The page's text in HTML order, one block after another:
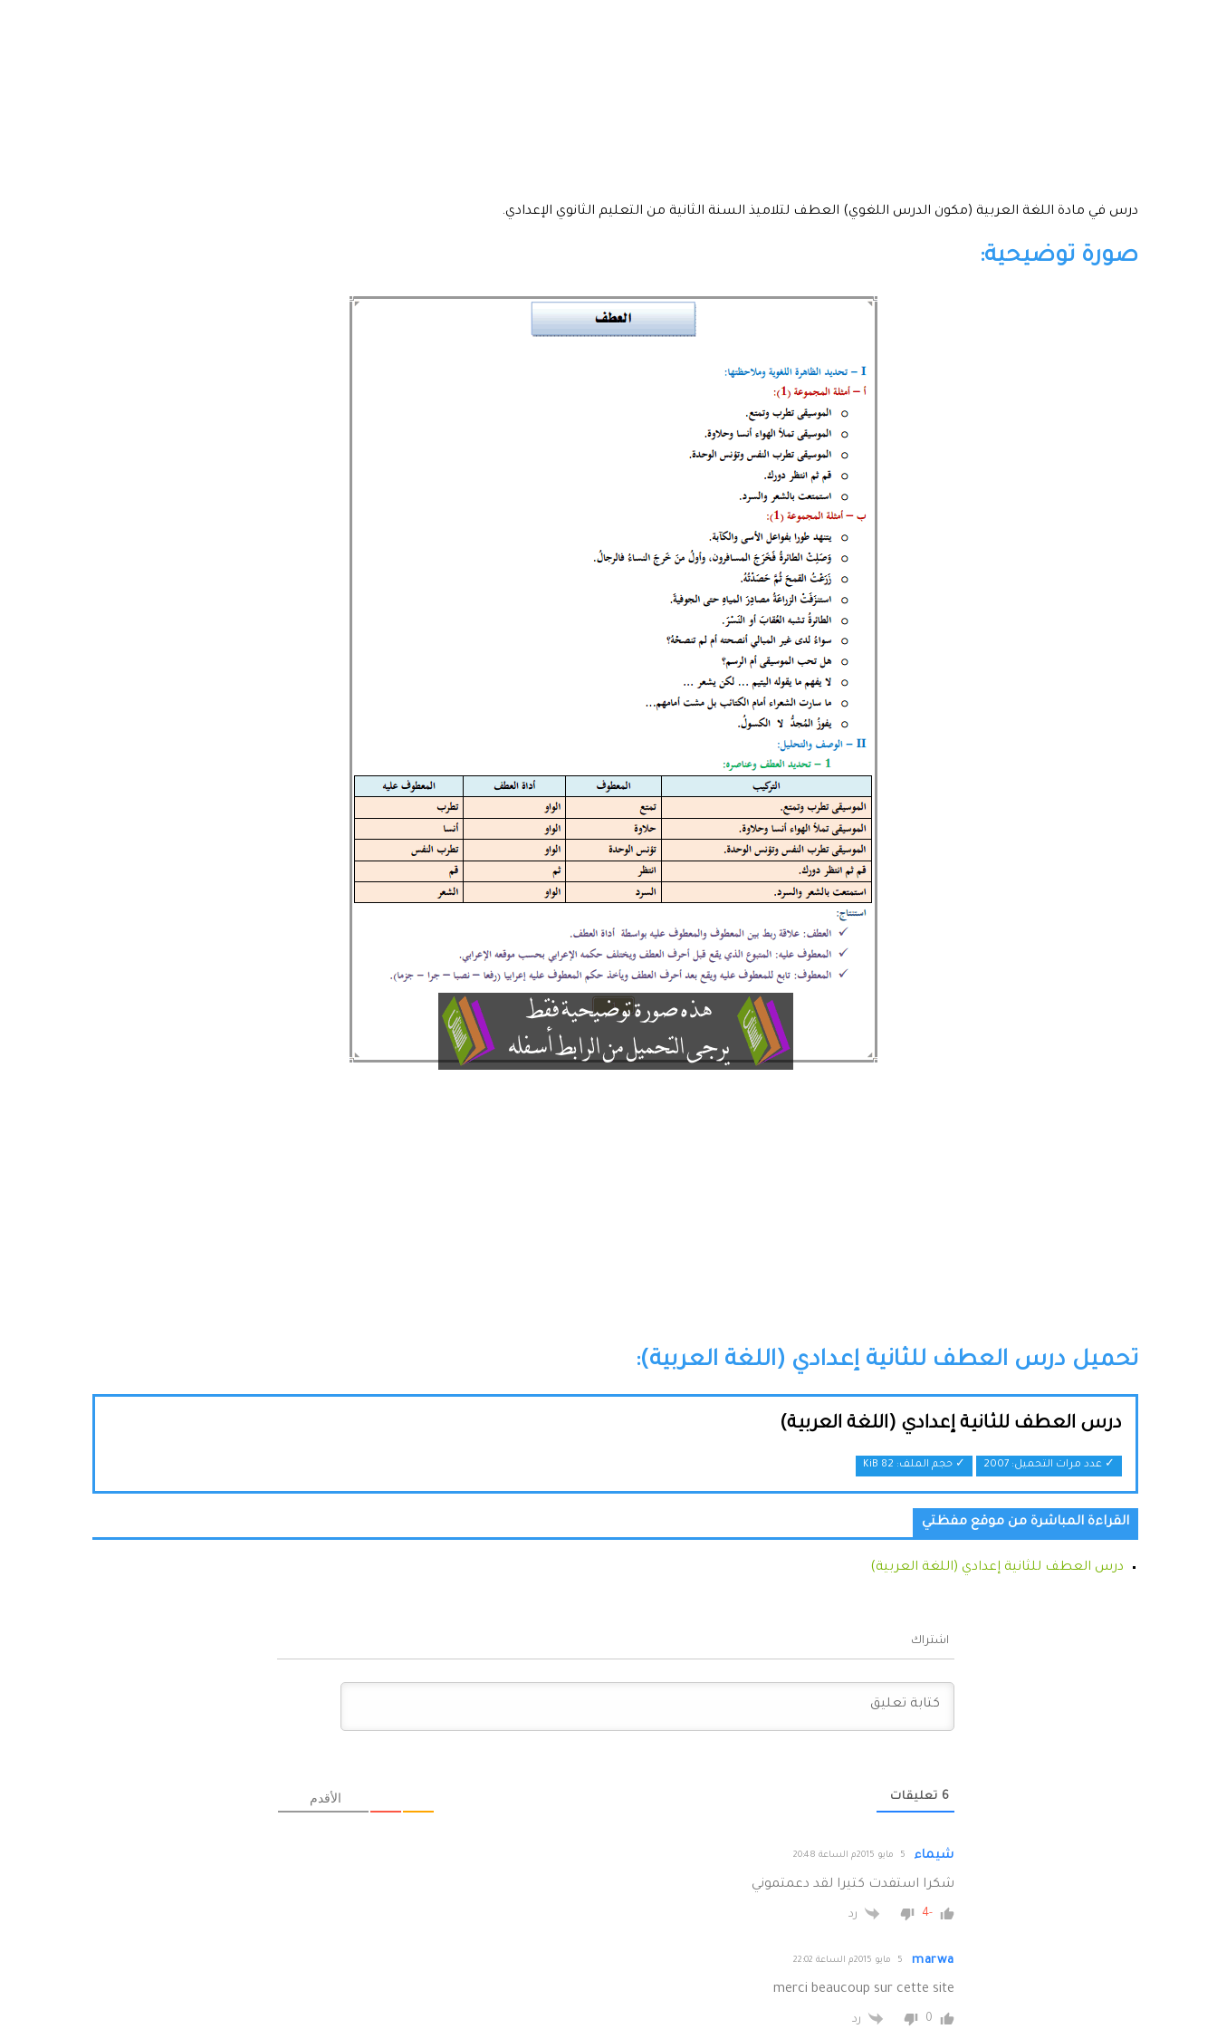
درس في مادة اللغة العربية (مكون الدرس اللغوي) العطف لتلاميذ السنة الثانية من التعليم الثانوي الإعدادي.
صورة توضيحية:
تحميل درس العطف للثانية إعدادي (اللغة العربية):
درس العطف للثانية إعدادي (اللغة العربية)
✓ عدد مرات التحميل: 2007 ✓ حجم الملف: 82 KiB
القراءة المباشرة من موقع مفظتي
درس العطف للثانية إعدادي (اللغة العربية)
اشتراك
6 تعليقات الأقدم
شيماء 5 مايو 2015م الساعة 20:48
شكرا استفدت كتيرا لقد دعمتموني
-4 رد
marwa 5 مايو 2015م الساعة 22:02
merci beaucoup sur cette site
0 رد